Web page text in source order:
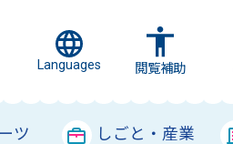
Languages 閲覧補助
ツ しごと・産業